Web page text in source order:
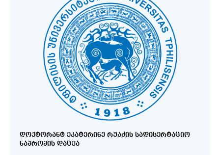
ᲓᲝᲥᲢᲝᲠᲐᲜᲢ ᲔᲙᲐᲢᲔᲠᲘᲜᲔ ᲠᲣᲐᲫᲘᲡ ᲡᲐᲓᲘᲡᲔᲠᲢᲐᲪᲘᲝ
ᲜᲐᲨᲠᲝᲛᲘᲡ ᲓᲐᲪᲕᲐ